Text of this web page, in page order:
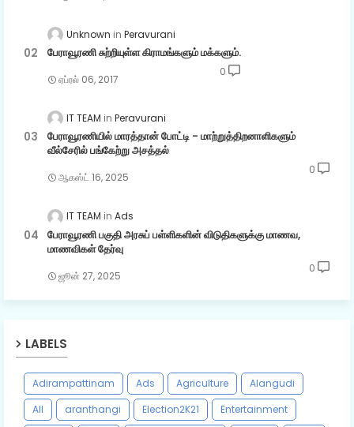
Unknown Peravurani
பேராவூரணி சுற்றியுள்ள கிராமங்களும் மக்களும்.
ஏப்ரல் 06, 2017
0
IT TEAM Peravurani
பேராவூரணியில் மாரத்தான் போட்டி - மாற்றுத்திறனாளிகளும்
வீல்சேரில் பங்கேற்று அசத்தல்
ஆகஸ்ட் 16, 2025
0
IT TEAM Ads
பேராவூரணி பகுதி அரசுப் பள்ளிகளின் விடுதிகளுக்கு மாணவ,
மாணவிகள் தேர்வு
ஜூன் 27, 2025
0
LABELS
Adirampattinam Ads Agriculture
Alangudi
All
aranthangi Election2K21
Entertainment